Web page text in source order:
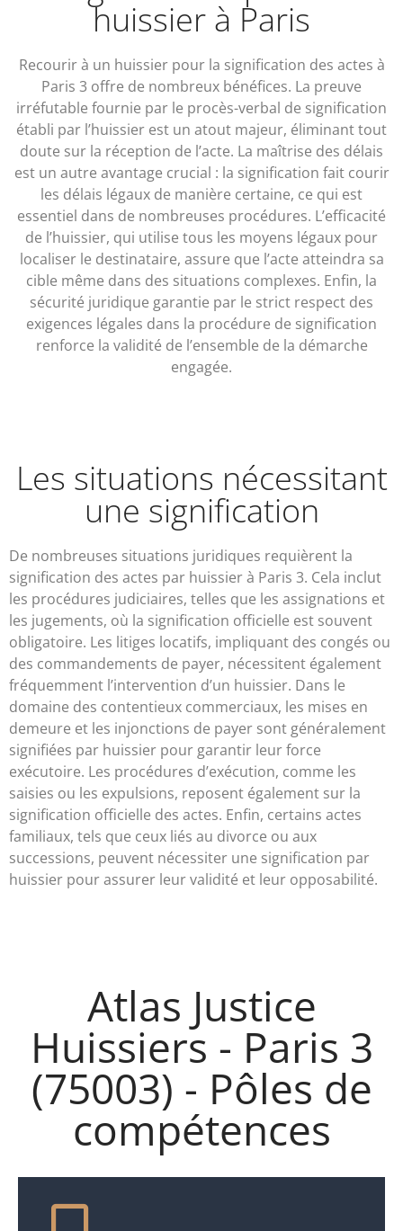
huissier à Paris
Recourir à un huissier pour la signification des actes à
Paris 3 offre de nombreux bénéfices. La preuve
irréfutable fournie par le procès-verbal de signification
établi par l’huissier est un atout majeur, éliminant tout
doute sur la réception de l’acte. La maîtrise des délais
est un autre avantage crucial : la signification fait courir
les délais légaux de manière certaine, ce qui est
essentiel dans de nombreuses procédures. L’efficacité
de l’huissier, qui utilise tous les moyens légaux pour
localiser le destinataire, assure que l’acte atteindra sa
cible même dans des situations complexes. Enfin, la
sécurité juridique garantie par le strict respect des
exigences légales dans la procédure de signification
renforce la validité de l’ensemble de la démarche
engagée.
Les situations nécessitant
une signification
De nombreuses situations juridiques requièrent la
signification des actes par huissier à Paris 3. Cela inclut
les procédures judiciaires, telles que les assignations et
les jugements, où la signification officielle est souvent
obligatoire. Les litiges locatifs, impliquant des congés ou
des commandements de payer, nécessitent également
fréquemment l’intervention d’un huissier. Dans le
domaine des contentieux commerciaux, les mises en
demeure et les injonctions de payer sont généralement
signifiées par huissier pour garantir leur force
exécutoire. Les procédures d’exécution, comme les
saisies ou les expulsions, reposent également sur la
signification officielle des actes. Enfin, certains actes
familiaux, tels que ceux liés au divorce ou aux
successions, peuvent nécessiter une signification par
huissier pour assurer leur validité et leur opposabilité.
Atlas Justice
Huissiers - Paris 3
(75003) - Pôles de
compétences